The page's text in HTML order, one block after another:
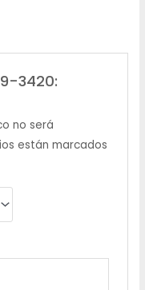
3420:
no será
están marcados